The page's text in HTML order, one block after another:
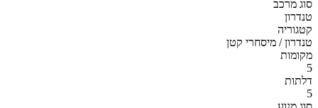
סוג מרכב
טנדרון
קטגוריה
טנדרון / מיסחרי קטן
מקומות
5
דלתות
5